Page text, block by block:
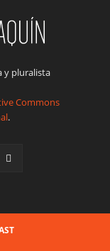
y pluralista
Commons
.